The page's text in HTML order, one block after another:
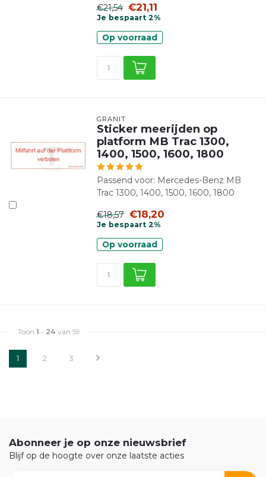
€21,54 €21,11
Je bespaart 2%
Op voorraad
GRANIT
Sticker meerijden op
platform MB Trac 1300,
1400, 1500, 1600, 1800
Passend voor: Mercedes-Benz MB
Trac 1300, 1400, 1500, 1600, 1800
€18,57 €18,20
Je bespaart 2%
Op voorraad
Toon 1 - 24 van 59
1 2 3
Abonneer je op onze nieuwsbrief
Blijf op de hoogte over onze laatste acties